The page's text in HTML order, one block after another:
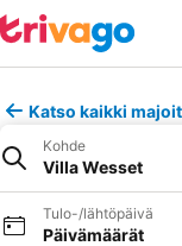
Katso kaikki
Kohde
Villa Wesset
Tulo-/lähtöpäivä
Päivämäärät